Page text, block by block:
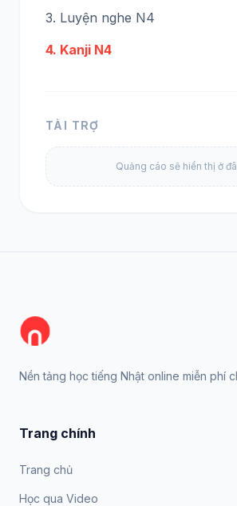
3. Luyện nghe N4
4. Kanji N4
TÀI TRỢ
Quảng cáo sẽ hiển thị ở
Nền tảng học tiếng Nhật online miễn phí
Trang chính
Trang chủ
Học qua Video